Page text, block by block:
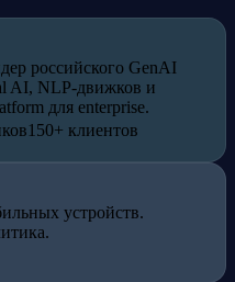
российского GenAI
AI, NLP-движков и
для enterprise.
150+ клиентов
устройств.